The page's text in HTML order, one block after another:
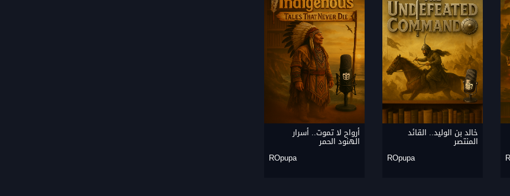
خالد بن الوليد.. القائد
المنتصر
ROpupa
أرواح لا تموت.. أسرار
الهنود الحمر
ROpupa